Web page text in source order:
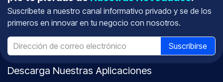
información
¡No te pierdas de Nuestras Novedades
Suscríbete a nuestro canal informativoprivadoy se de los
primeros en innovar en tu negocio con nosotros.